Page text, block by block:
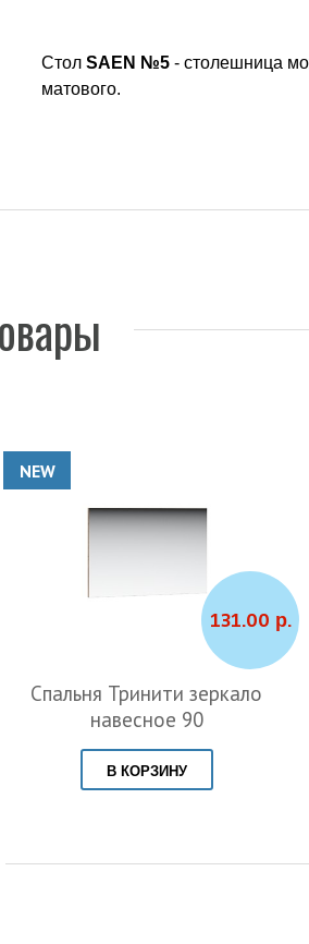
Стол SAEN №5 - столешница
матового.
131.00 р.
NEW
Спальня Тринити зеркало
навесное 90
В КОРЗИНУ